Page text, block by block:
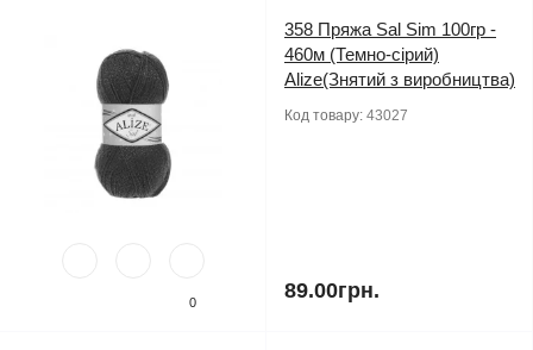
0
358 Пряжа Sal Sim 100гр -
460м (Темно-сірий)
Alize(Знятий з виробництва)
Код товару: 43027
89.00грн.